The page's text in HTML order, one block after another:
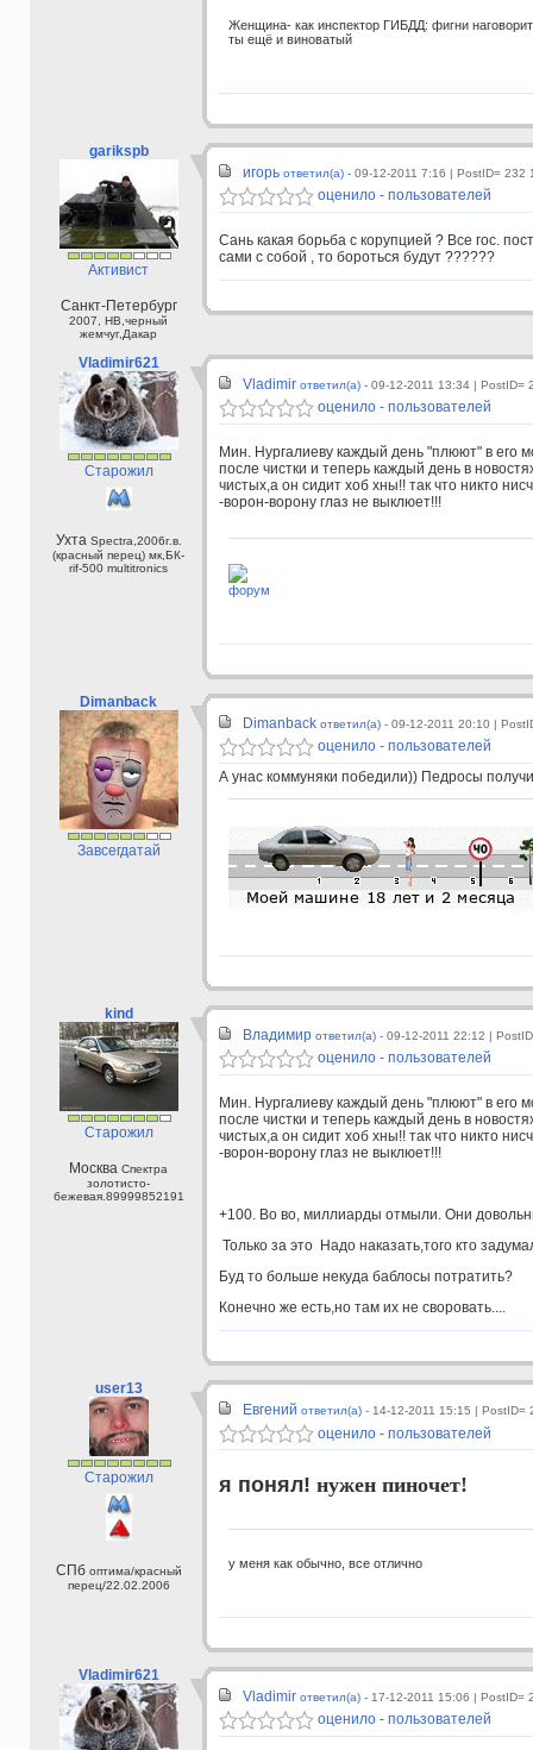
Женщина- как инспектор ГИБДД: фигни
ты ещё и виноватый
garikspb
Активист
Санкт-Петербург
2007, HB,черный
жемчуг,Дакар
игорь ответил(а) - 09-12-2011 7:16 | PostID= 232
оценило - пользователей
Сань какая борьба с корупцией ? Все гос.
сами с собой , то бороться будут ??????
Vladimir621
Старожил
Ухта Spectra,2006г.в.
(красный перец) мк,БК-
rif-500 multitronics
Vladimir ответил(а) - 09-12-2011 13:34 | PostID=
оценило - пользователей
Мин. Нургалиеву каждый день "плюют" в его
после чистки и теперь каждый день в
чистых,а он сидит хоб хны!! так что никто
-ворон-ворону глаз не выклюет!!!
форум
Dimanback
Завсегдатай
Dimanback ответил(а) - 09-12-2011 20:10 |
оценило - пользователей
А унас коммуняки победили)) Педросы
kind
Старожил
Москва Спектра
золотисто-
бежевая.89999852191
Владимир ответил(а) - 09-12-2011 22:12 |
оценило - пользователей
Мин. Нургалиеву каждый день "плюют" в его
после чистки и теперь каждый день в
чистых,а он сидит хоб хны!! так что никто
-ворон-ворону глаз не выклюет!!!
+100. Во во, миллиарды отмыли. Они
Только за это Надо наказать,того кто
Буд то больше некуда баблосы потратить?
Конечно же есть,но там их не своровать....
user13
Старожил
СПб оптима/красный
перец/22.02.2006
Евгений ответил(а) - 14-12-2011 15:15 | PostID=
оценило - пользователей
я понял! нужен пиночет!
у меня как обычно, все отлично
Vladimir621
Vladimir ответил(а) - 17-12-2011 15:06 | PostID=
оценило - пользователей